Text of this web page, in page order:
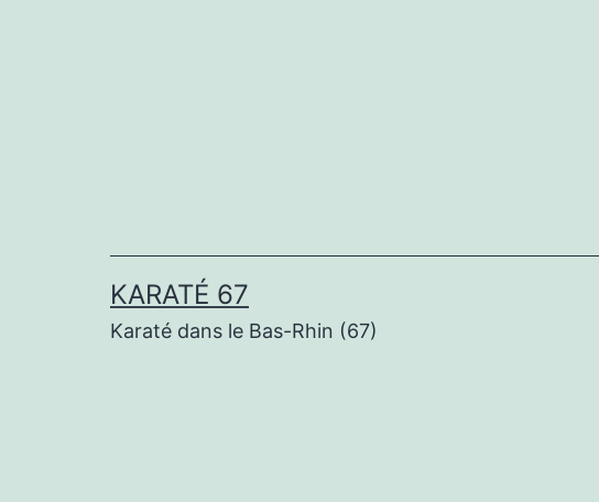
KARATÉ 67
Karaté dans le Bas-Rhin (67)